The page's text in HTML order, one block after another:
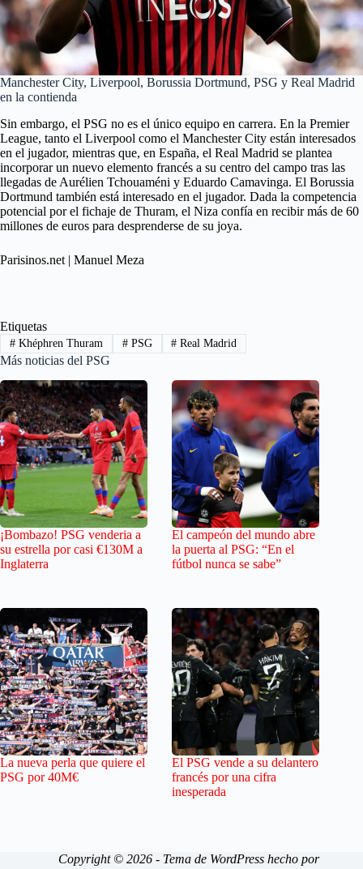
Manchester City, Liverpool, Borussia Dortmund, PSG y Real Madrid
en la contienda
Sin embargo, el PSG no es el único equipo en carrera. En la Premier
League, tanto el Liverpool como el Manchester City están interesados
en el jugador, mientras que, en España, el Real Madrid se plantea
incorporar un nuevo elemento francés a su centro del campo tras las
llegadas de Aurélien Tchouaméni y Eduardo Camavinga. El Borussia
Dortmund también está interesado en el jugador. Dada la competencia
potencial por el fichaje de Thuram, el Niza confía en recibir más de 60
millones de euros para desprenderse de su joya.
Parisinos.net | Manuel Meza
Etiquetas
#Khéphren Thuram #PSG # Real Madrid
Más noticias del PSG
¡Bombazo! PSG venderia a
su estrella por casi €130M a
Inglaterra
El campeón del mundo abre
la puerta al PSG: “En el
fútbol nunca se sabe”
La nueva perla que quiere el
PSG por 40M€
El PSG vende a su delantero
francés por una cifra
inesperada
Copyright © 2026 - Tema de WordPress hecho por